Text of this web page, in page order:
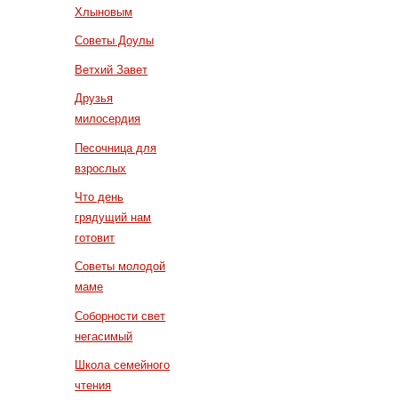
Хлыновым
Советы Доулы
Ветхий Завет
Друзья
милосердия
Песочница для
взрослых
Что день
грядущий нам
готовит
Советы молодой
маме
Соборности свет
негасимый
Школа семейного
чтения